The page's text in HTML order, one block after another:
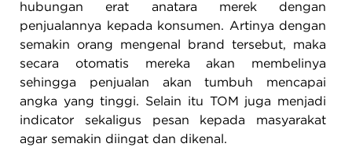
hubungan erat anatara merek dengan
penjualannya kepada konsumen. Artinya dengan
semakin orang mengenal brand tersebut, maka
secara otomatis mereka akan membelinya
sehingga penjualan akan tumbuh mencapai
angka yang tinggi. Selain itu TOM juga menjadi
indicator sekaligus pesan kepada masyarakat
agar semakin diingat dan dikenal.